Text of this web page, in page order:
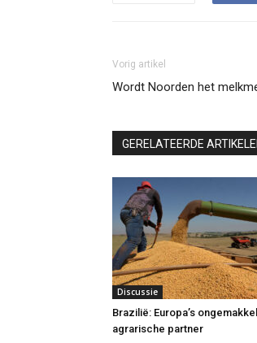
Vorig artikel
Wordt Noorden het
GERELATEERDE
Discussie
Brazilië: Europa’s
agrarische partner